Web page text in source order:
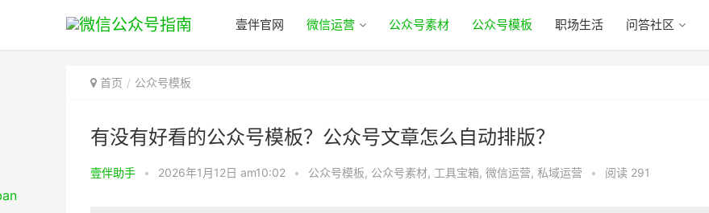
壹伴官网 微信运营 公众号素材 公众号模板 职场生活 问答社区
首页 公众号模板
有没有好看的公众号模板？公众号文章怎么自动排版？​
壹伴助手 • 2026年1月12日 am10:02 • 公众号模板, 公众号素材, 工具宝箱, 微信运营, 私域运营 • 阅读 291